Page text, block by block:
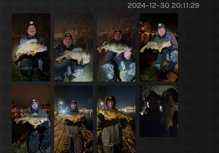
2024-12-30 20:11:29